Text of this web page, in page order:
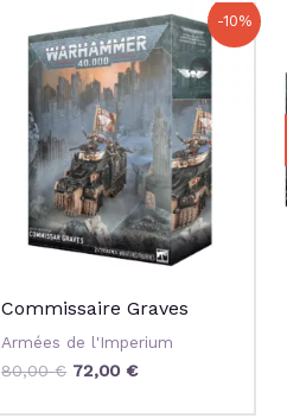
-10%
Commissaire Graves
Armées de l'Imperium
80,00€
prix
initial
était :
80,00 €.
72,00 €
Le
prix
actuel
est :
72,00 €.